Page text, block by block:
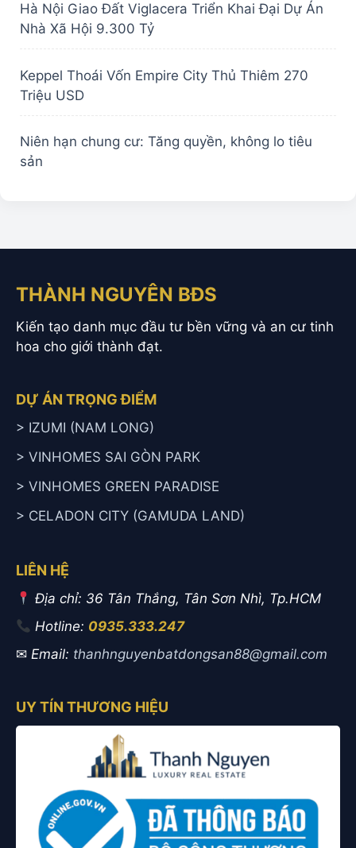
Hà Nội Giao Đất Viglacera Triển Khai Đại Dự Án
Nhà Xã Hội 9.300 Tỷ
Keppel Thoái Vốn Empire City Thủ Thiêm 270
Triệu USD
Niên hạn chung cư: Tăng quyền, không lo tiêu
sản
THÀNH NGUYÊN BĐS
Kiến tạo danh mục đầu tư bền vững và an cư tinh
hoa cho giới thành đạt.
DỰ ÁN TRỌNG ĐIỂM
> IZUMI (NAM LONG)
> VINHOMES SAI GÒN PARK
> VINHOMES GREEN PARADISE
> CELADON CITY (GAMUDA LAND)
LIÊN HỆ
Địa chỉ: 36 Tân Thắng, Tân Sơn Nhì, Tp.HCM
Hotline: 0935.333.247
✉ Email: thanhnguyenbatdongsan88@gmail.com
UY TÍN THƯƠNG HIỆU